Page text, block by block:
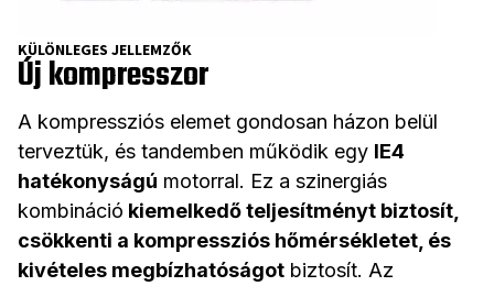
KÜLÖNLEGES JELLEMZŐK
Új kompresszor
A kompressziós elemet gondosan házon belül
terveztük, és tandemben működik egy IE4
hatékonyságú motorral. Ez a szinergiás
kombináció kiemelkedő teljesítményt biztosít,
csökkenti a kompressziós hőmérsékletet, és
kivételes megbízhatóságot biztosít. Az